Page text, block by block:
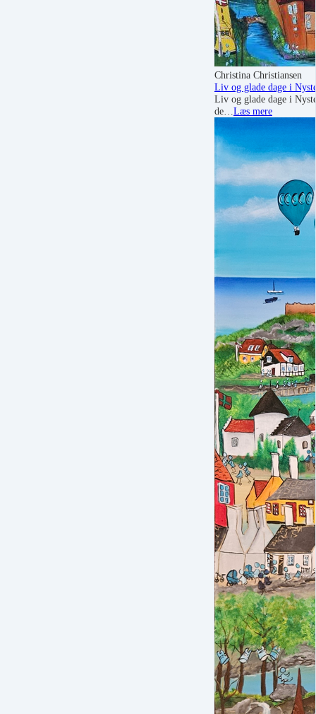
Christina Christiansen
Liv og glade dage i
Liv og glade dage i
de… Læs mere